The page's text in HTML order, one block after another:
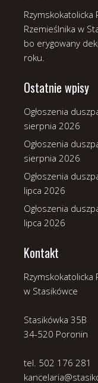
Rzymskokatolicka
Rzemieślnika w
bo erygowany
roku.
Ostatnie wpisy
Ogłoszenia
sierpnia 2026
Ogłoszenia
sierpnia 2026
Ogłoszenia
lipca 2026
Ogłoszenia
lipca 2026
Kontakt
Rzymskokatolicka
w Stasikówce
Stasikówka 35B
34-520 Poronin
tel. 502 176 281